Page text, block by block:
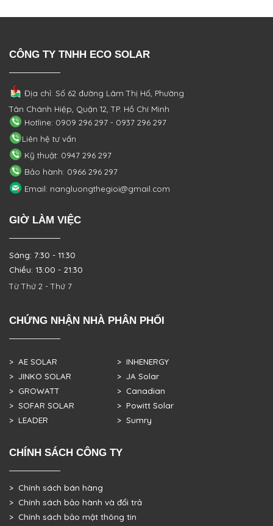
CÔNG TY TNHH ECO SOLAR
Địa chỉ: Số 62 đường Lâm Thị Hố, Phường
Tân Chánh Hiệp, Quận 12, TP. Hồ Chí Minh
Hotline: 0909 296 297 - 0937 296 297
Liên hệ tư vấn
Kỹ thuật: 0947 296 297
Bảo hành: 0966 296 297
Email: nangluongthegioi@gmail.com
GIỜ LÀM VIỆC
Sáng: 7:30 - 11:30
Chiều: 13:00 - 21:30
Từ Thứ 2 - Thứ 7
CHỨNG NHẬN NHÀ PHÂN PHỐI
> AE SOLAR
> JINKO SOLAR
> GROWATT
> SOFAR SOLAR
> LEADER
> INHENERGY
> JA Solar
> Canadian
> Powitt Solar
> Sumry
CHÍNH SÁCH CÔNG TY
> Chính sách bán hàng
> Chính sách bảo hành và đổi trả
> Chính sách bảo mật thông tin